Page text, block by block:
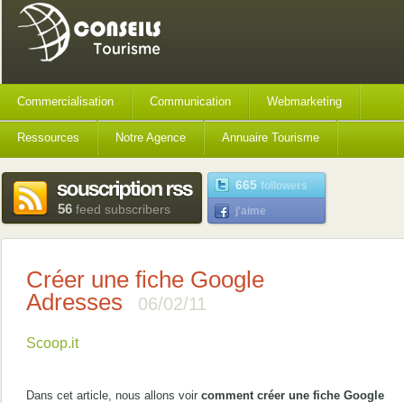
Commercialisation Communication Webmarketing
Ressources Notre Agence Annuaire Tourisme
56 feed subscribers
665 followers
j'aime
Créer une fiche Google
Adresses
06/02/11
Scoop.it
Dans cet article, nous allons voir comment créer une fiche Google